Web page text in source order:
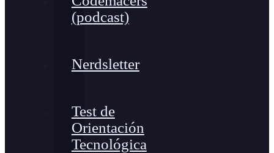
(podcast)
Nerdsletter
Test de
Orientación
Tecnológica